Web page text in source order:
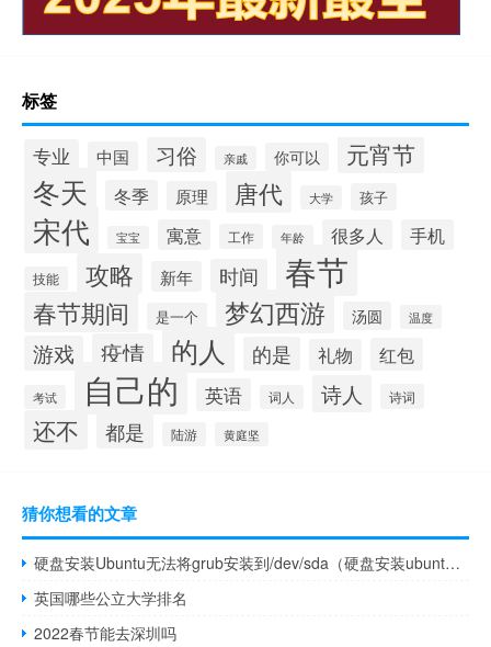
标签
专业 中国 习俗 亲戚 你可以 元宵节
冬天 冬季 原理 唐代 大学 孩子
宋代 宝宝 寓意 工作 年龄 很多人 手机
技能 攻略 新年 时间 春节
春节期间 是一个 梦幻西游 汤圆 温度
游戏 疫情 的人 的是 礼物 红包
考试 自己的 英语 词人 诗人 诗词
还不 都是 陆游 黄庭坚
猜你想看的文章
硬盘安装Ubuntu无法将grub安装到/dev/sda（硬盘安装ubuntu）
英国哪些公立大学排名
2022春节能去深圳吗